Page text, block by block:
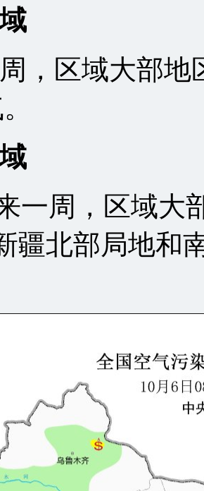
，区域大部
周，区域大
疆北部局地和